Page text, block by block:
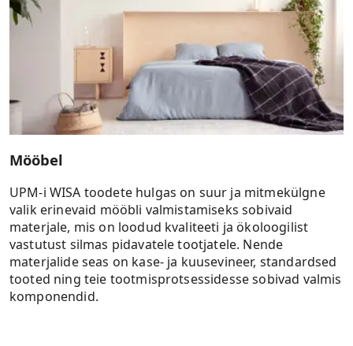
Mööbel
UPM-i WISA toodete hulgas on suur ja mitmekülgne
valik erinevaid mööbli valmistamiseks sobivaid
materjale, mis on loodud kvaliteeti ja ökoloogilist
vastutust silmas pidavatele tootjatele. Nende
materjalide seas on kase- ja kuusevineer, standardsed
tooted ning teie tootmisprotsessidesse sobivad valmis
komponendid.